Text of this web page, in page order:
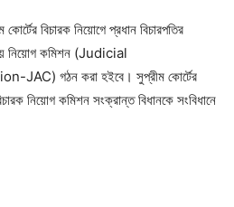
বিচারক নিয়োগে প্রধান বিচারপতির
নিয়োগ কমিশন (Judicial
গঠন করা হইবে। সুপ্রীম কোর্টের
নিয়োগ কমিশন সংক্রান্ত বিধানকে সংবিধানে